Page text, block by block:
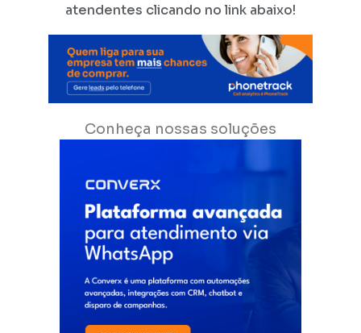
atendentes clicando no link abaixo!
Conheça nossas soluções